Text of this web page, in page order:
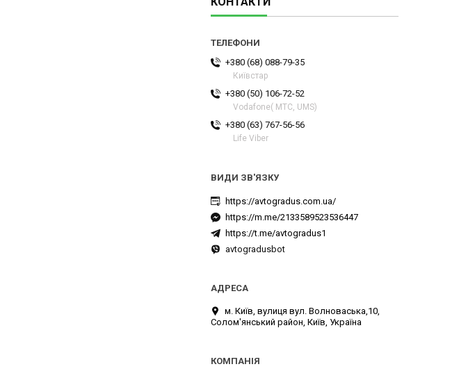
+380 (68) 088-79-35
Київстар
+380 (50) 106-72-52
Vodafone( МТС, UMS)
+380 (63) 767-56-56
Life Viber
https://avtogradus.com.ua/
https://m.me/2133589523536447
https://t.me/avtogradus1
avtogradusbot
м. Київ, вулиця вул. Волноваська,10,
Солом'янський район, Київ, Україна